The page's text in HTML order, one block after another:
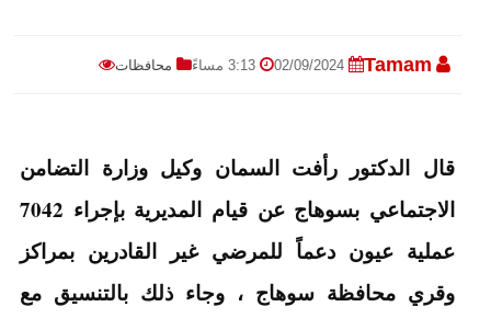
Tamam
02/09/2024 3:13 مساءً محافظات
قال الدكتور رأفت السمان وكيل وزارة التضامن
الاجتماعي بسوهاج عن قيام المديرية بإجراء 7042
عملية عيون دعماً للمرضي غير القادرين بمراكز
وقري محافظة سوهاج ، وجاء ذلك بالتنسيق مع